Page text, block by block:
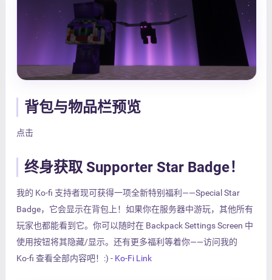
背包与物品栏预览
点击
终身获取 Supporter Star Badge！
我的 Ko-fi 支持者现可获得一项全新特别福利——Special Star
Badge，它会显示在背包上！如果你在服务器中游玩，其他所有
玩家也都能看到它。你可以随时在 Backpack Settings Screen 中
使用按钮将其隐藏/显示。还有更多福利等着你——访问我的
Ko‑fi 查看全部内容吧！:) - Ko-Fi Link